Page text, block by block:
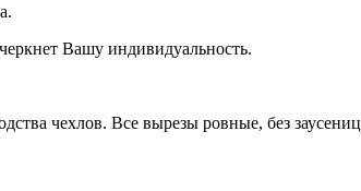
Вашу индивидуальность.
чехлов. Все вырезы ровные, без